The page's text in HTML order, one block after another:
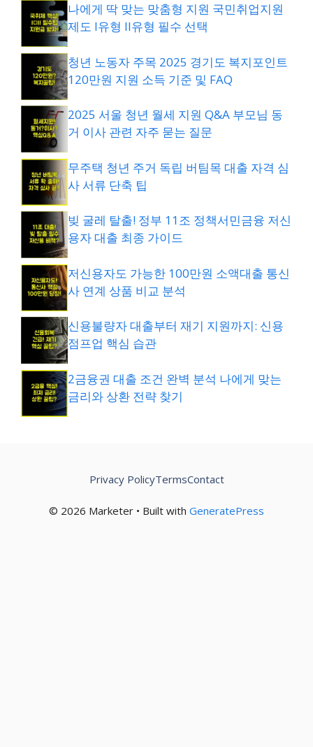
나에게 딱 맞는 맞춤형 지원 국민취업지원
제도 I유형 II유형 필수 선택
청년 노동자 주목 2025 경기도 복지포인트
120만원 지원 소득 기준 및 FAQ
2025 서울 청년 월세 지원 Q&A 부모님 동
거 이사 관련 자주 묻는 질문
무주택 청년 주거 독립 버팀목 대출 자격 심
사 서류 단축 팁
빚 굴레 탈출! 정부 11조 정책서민금융 저신
용자 대출 최종 가이드
저신용자도 가능한 100만원 소액대출 통신
사 연계 상품 비교 분석
신용불량자 대출부터 재기 지원까지: 신용
점프업 핵심 습관
2금융권 대출 조건 완벽 분석 나에게 맞는
금리와 상환 전략 찾기
© 2026 Marketer • Built with GeneratePress
Privacy PolicyTermsContact